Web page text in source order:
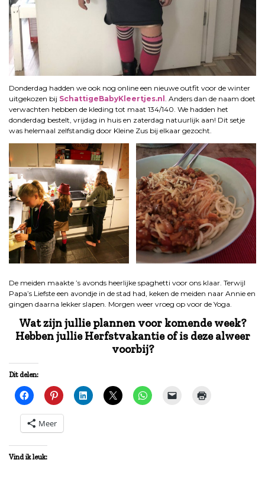
Donderdag hadden we ook nog online een nieuwe outfit voor de winter
uitgekozen bij SchattigeBabyKleertjes.nl
. Anders dan de naam doet
verwachten hebben de kleding tot maat 134/140. We hadden het
donderdag bestelt, vrijdag in huis en zaterdag natuurlijk aan! Dit setje
was helemaal zelfstandig door Kleine Zus bij elkaar gezocht.
De meiden maakte ’s avonds heerlijke spaghetti voor ons klaar. Terwijl
Papa’s Liefste een avondje in de stad had, keken de meiden naar Annie en
gingen daarna lekker slapen. Morgen weer vroeg op voor de Yoga.
Wat zijn jullie plannen voor komende week?
Hebben jullie Herfstvakantie of is deze alweer
voorbij?
Dit delen:
Meer
Vind ik leuk: